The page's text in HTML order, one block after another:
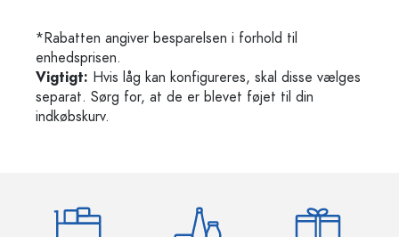
*Rabatten angiver besparelsen i forhold til
enhedsprisen.
Vigtigt: Hvis låg kan konfigureres, skal disse vælges
separat. Sørg for, at de er blevet føjet til din
indkøbskurv.